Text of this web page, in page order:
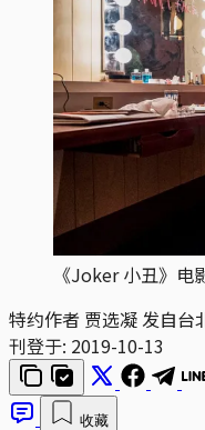
《Joker 小丑》电
特约作者 贾选凝 发自台
刊登于: 2019-10-13
收藏